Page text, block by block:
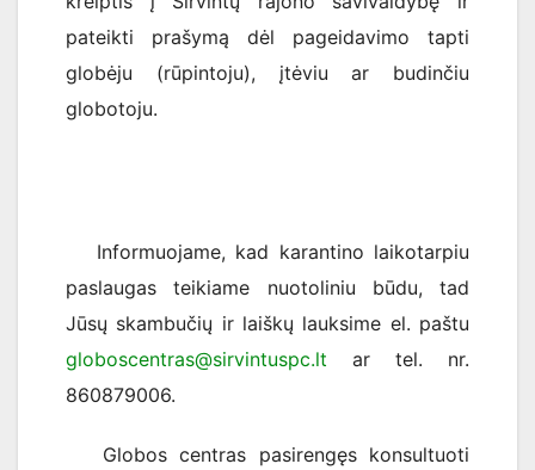
pateikti prašymą dėl pageidavimo tapti
globėju (rūpintoju), įtėviu ar budinčiu
globotoju.
Informuojame, kad karantino laikotarpiu
paslaugas teikiame nuotoliniu būdu, tad
Jūsų skambučių ir laiškų lauksime el. paštu
globoscentras@sirvintuspc.lt ar tel. nr.
860879006.
Globos centras pasirengęs konsultuoti